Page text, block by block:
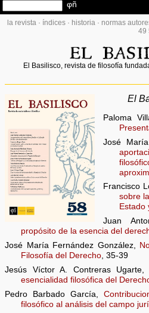
la revista · índices · historia · normas
49
El Basilisco, revista de filosofía
El
Paloma
José
Francisco
sobre
Estado
Juan
propósito de la esencia del
José María Fernández González,
Filosofía del Derecho, 35-39
Jesús Víctor A. Contreras Ugarte,
esencialidad filosófica del
Pedro Barbado García,
filosófico al análisis del campo